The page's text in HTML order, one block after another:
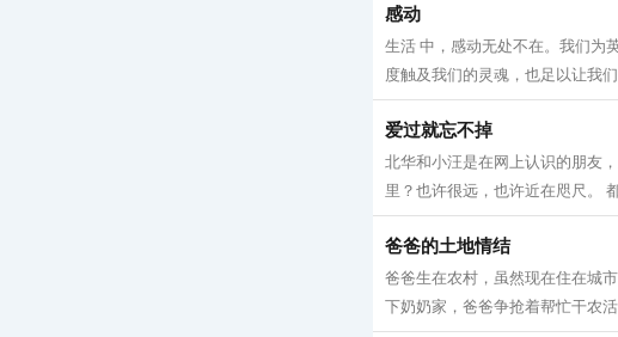
感动
生活 中，感动无处不在。我们为
度触及我们的灵魂，也足以让我
爱过就忘不掉
北华和小汪是在网上认识的朋友
里？也许很远，也许近在咫尺。
爸爸的土地情结
爸爸生在农村，虽然现在住在城
下奶奶家，爸爸争抢着帮忙干农